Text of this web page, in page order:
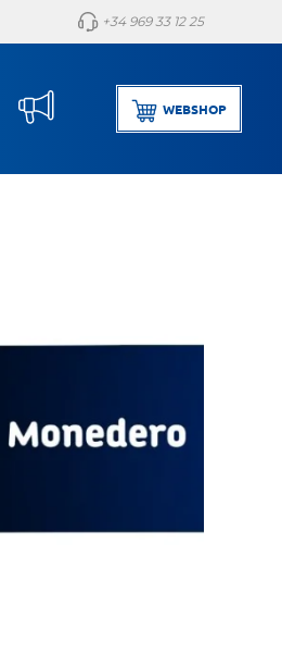
+34 969 33 12 25
WEBSHOP